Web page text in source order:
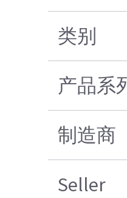
类别
产品系
制造商
Seller